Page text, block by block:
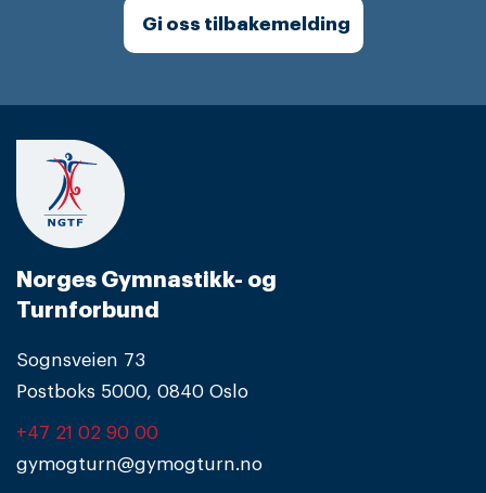
Gi oss tilbakemelding
Norges Gymnastikk- og
Turnforbund
Sognsveien 73
Postboks 5000, 0840 Oslo
+47 21 02 90 00
gymogturn@gymogturn.no